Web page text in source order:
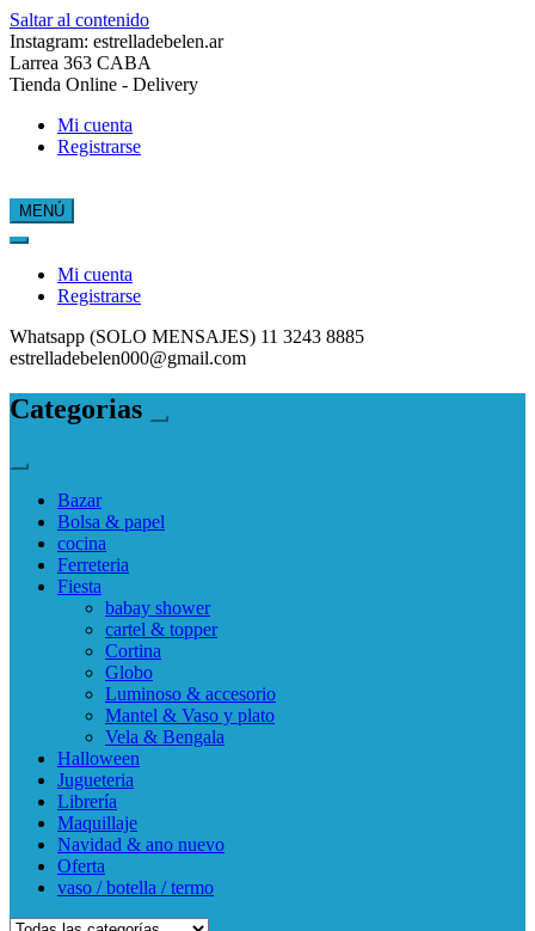
Saltar al contenido
Instagram: estrelladebelen.ar
Larrea 363 CABA
Tienda Online - Delivery
Mi cuenta
Registrarse
Estrella de Belén
MENÚ
Mi cuenta
Registrarse
Whatsapp (SOLO MENSAJES) 11 3243 8885
estrelladebelen000@gmail.com
Categorias
Bazar
Bolsa & papel
cocina
Ferreteria
Fiesta
babay shower
cartel & topper
Cortina
Globo
Luminoso & accesorio
Mantel & Vaso y plato
Vela & Bengala
Halloween
Jugueteria
Librería
Maquillaje
Navidad & ano nuevo
Oferta
vaso / botella / termo